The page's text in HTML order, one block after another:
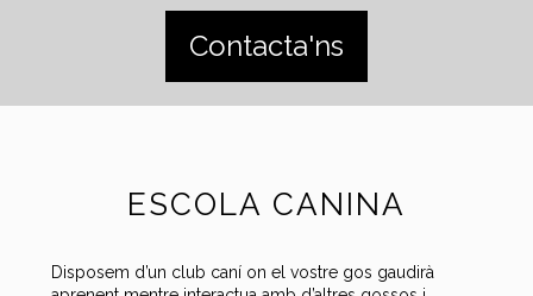
Contacta'ns
ESCOLA CANINA
Disposem d’un club caní on el vostre gos gaudirà